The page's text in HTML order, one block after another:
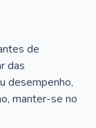
de
das
desempenho,
manter-se no